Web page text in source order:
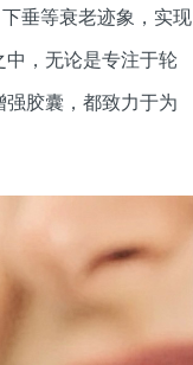
垂等衰老迹象，实现
，无论是专注于轮
胶囊，都致力于为